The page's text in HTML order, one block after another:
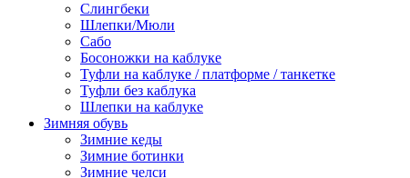
Слингбеки
Шлепки/Мюли
Сабо
Босоножки на каблуке
Туфли на каблуке / платформе / танкетке
Туфли без каблука
Шлепки на каблуке
Зимняя обувь
Зимние кеды
Зимние ботинки
Зимние челси